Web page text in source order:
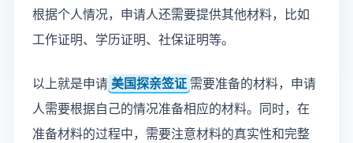
根据个人情况，申请人还需要提供其他材料，比如
工作证明、学历证明、社保证明等。
以上就是申请美国探亲签证 需要准备的材料，申请
人需要根据自己的情况准备相应的材料。同时，在
准备材料的过程中，需要注意材料的真实性和完整